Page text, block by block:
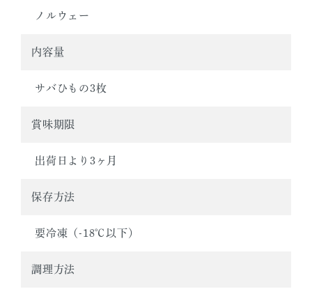
ノルウェー
内容量
サバひもの3枚
賞味期限
出荷日より3ヶ月
保存方法
要冷凍（-18℃以下）
調理方法